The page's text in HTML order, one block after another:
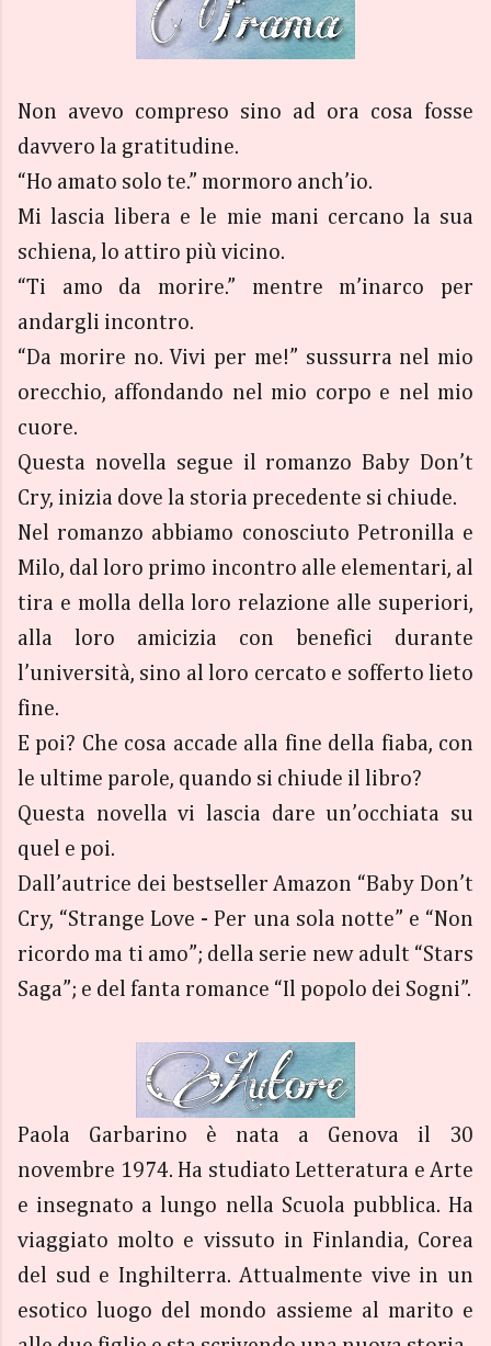
Non avevo compreso sino ad ora cosa fosse
davvero la gratitudine.
“Ho amato solo te.” mormoro anch’io.
Mi lascia libera e le mie mani cercano la sua
schiena, lo attiro più vicino.
“Ti amo da morire.” mentre m’inarco per
andargli incontro.
“Da morire no. Vivi per me!” sussurra nel mio
orecchio, affondando nel mio corpo e nel mio
cuore.
Questa novella segue il romanzo Baby Don’t
Cry, inizia dove la storia precedente si chiude.
Nel romanzo abbiamo conosciuto Petronilla e
Milo, dal loro primo incontro alle elementari, al
tira e molla della loro relazione alle superiori,
alla loro amicizia con benefici durante
l’università, sino al loro cercato e sofferto lieto
fine.
E poi? Che cosa accade alla fine della fiaba, con
le ultime parole, quando si chiude il libro?
Questa novella vi lascia dare un’occhiata su
quel e poi.
Dall’autrice dei bestseller Amazon “Baby Don’t
Cry, “Strange Love - Per una sola notte” e “Non
ricordo ma ti amo”; della serie new adult “Stars
Saga”; e del fanta romance “Il popolo dei Sogni”.
Paola Garbarino è nata a Genova il 30
novembre 1974. Ha studiato Letteratura e Arte
e insegnato a lungo nella Scuola pubblica. Ha
viaggiato molto e vissuto in Finlandia, Corea
del sud e Inghilterra. Attualmente vive in un
esotico luogo del mondo assieme al marito e